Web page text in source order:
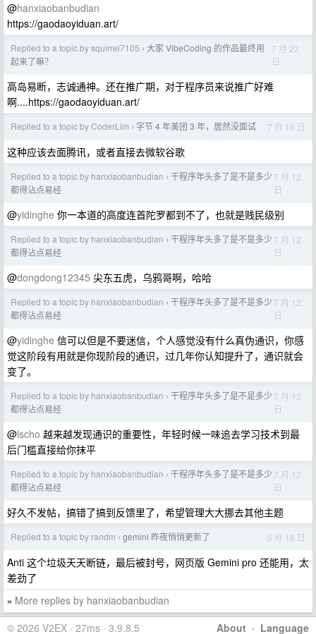
@hanxiaobanbudian
https://gaodaoyiduan.art/
Replied to a topic by squirrel7105 › 大家 VibeCoding 的作品最终用
起来了嘛？
7 月 23
日
高岛易断，志诚通神。还在推广期，对于程序员来说推广好难
啊....https://gaodaoyiduan.art/
Replied to a topic by CoderLim › 字节 4 年美团 3 年，居然没面试 7 月 16 日
这种应该去面腾讯，或者直接去微软谷歌
Replied to a topic by hanxiaobanbudian › 干程序年头多了是不是多少
都得沾点易经
7 月 12
日
@yidinghe 你一本道的高度连首陀罗都到不了，也就是贱民级别
Replied to a topic by hanxiaobanbudian › 干程序年头多了是不是多少
都得沾点易经
7 月 12
日
@dongdong12345 尖东五虎，乌鸦哥啊，哈哈
Replied to a topic by hanxiaobanbudian › 干程序年头多了是不是多少
都得沾点易经
7 月 12
日
@yidinghe 信可以但是不要迷信，个人感觉没有什么真伪通识，你感
觉这阶段有用就是你现阶段的通识，过几年你认知提升了，通识就会
变了。
Replied to a topic by hanxiaobanbudian › 干程序年头多了是不是多少
都得沾点易经
7 月 12
日
@lscho 越来越发现通识的重要性，年轻时候一味追去学习技术到最
后门槛直接给你抹平
Replied to a topic by hanxiaobanbudian › 干程序年头多了是不是多少
都得沾点易经
7 月 12
日
好久不发帖，搞错了搞到反馈里了，希望管理大大挪去其他主题
Replied to a topic by randm › gemini 昨夜悄悄更新了 5 月 18 日
Anti 这个垃圾天天断链，最后被封号，网页版 Gemini pro 还能用，太
差劲了
» More replies by hanxiaobanbudian
About · Language
© 2026 V2EX · 27ms · 3.9.8.5